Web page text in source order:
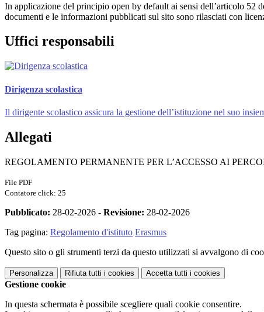
In applicazione del principio open by default ai sensi dell’articolo
documenti e le informazioni pubblicati sul sito sono rilasciati con
Uffici responsabili
Dirigenza scolastica
Il dirigente scolastico assicura la gestione dell’istituzione nel suo
Allegati
REGOLAMENTO PERMANENTE PER L’ACCESSO AI
File PDF
Contatore click: 25
Pubblicato: 28-02-2026 - Revisione: 28-02-2026
Tag pagina: Regolamento d'istituto Erasmus
Questo sito o gli strumenti terzi da questo utilizzati si avvalgono di
Personalizza Rifiuta tutti i cookies Accetta tutti i cookies
Gestione cookie
In questa schermata è possibile scegliere quali cookie consentire.